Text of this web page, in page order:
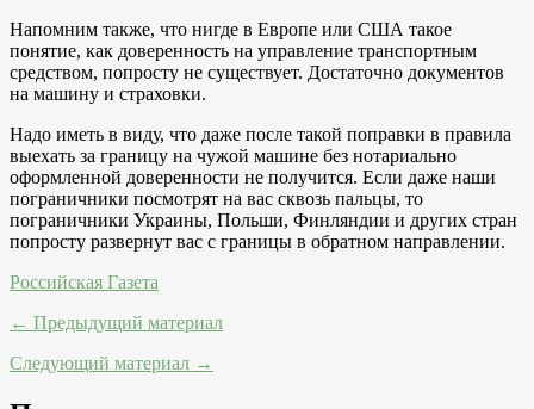
Напомним также, что нигде в Европе или США такое
понятие, как доверенность на управление транспортным
средством, попросту не существует. Достаточно документов
на машину и страховки.
Надо иметь в виду, что даже после такой поправки в правила
выехать за границу на чужой машине без нотариально
оформленной доверенности не получится. Если даже наши
пограничники посмотрят на вас сквозь пальцы, то
пограничники Украины, Польши, Финляндии и других стран
попросту развернут вас с границы в обратном направлении.
Российская Газета
← Предыдущий материал
Следующий материал →